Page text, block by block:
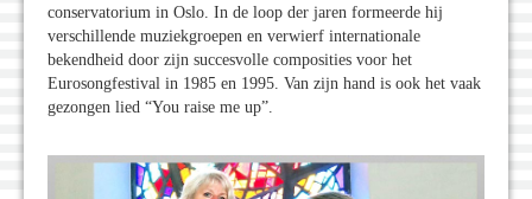
conservatorium in Oslo. In de loop der jaren formeerde hij
verschillende muziekgroepen en verwierf internationale
bekendheid door zijn succesvolle composities voor het
Eurosongfestival in 1985 en 1995. Van zijn hand is ook het vaak
gezongen lied “You raise me up”.